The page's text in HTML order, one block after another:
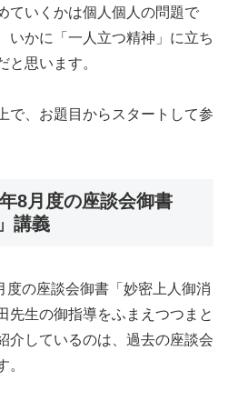
ていくかは個人個人の問題で
いかに「一人立つ精神」に立ち
と思います。
で、お題目からスタートして参
8月度の座談会御書
講義
度の座談会御書「妙密上人御消
先生の御指導をふまえつつまと
介しているのは、過去の座談会
。